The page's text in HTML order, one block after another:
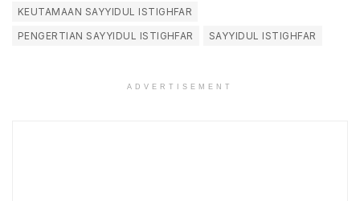
KEUTAMAAN SAYYIDUL ISTIGHFAR
PENGERTIAN SAYYIDUL ISTIGHFAR
SAYYIDUL ISTIGHFAR
ADVERTISEMENT